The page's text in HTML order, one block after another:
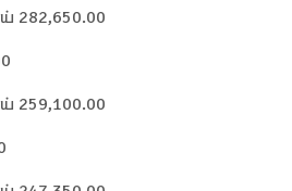
282,650.00
259,100.00